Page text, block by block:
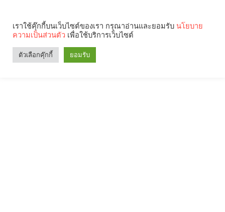
เราใช้คุ๊กกี้บนเว็บไซต์ของเรา กรุณาอ่านและยอมรับ นโยบาย
ความเป็นส่วนตัว เพื่อใช้บริการเว็บไซต์
ตัวเลือกคุ๊กกี้ ยอมรับ